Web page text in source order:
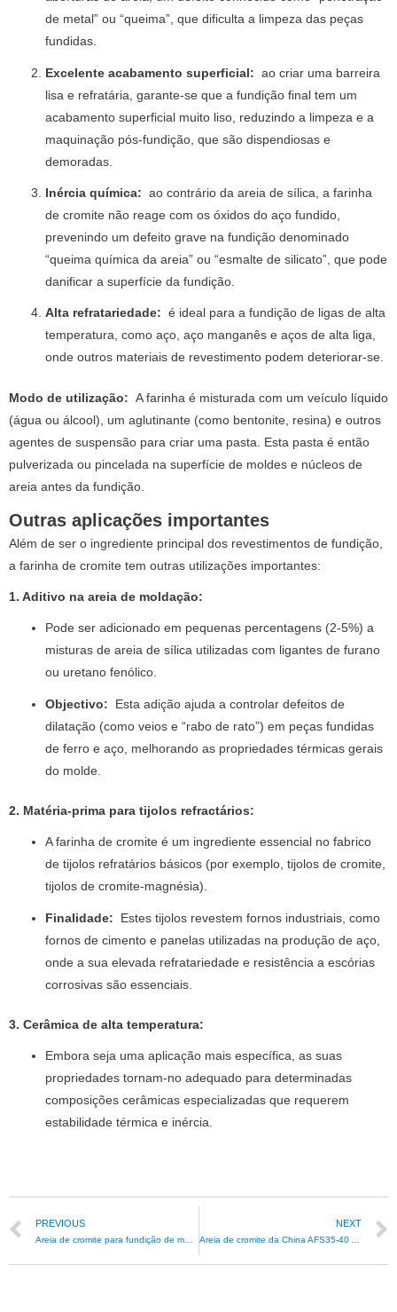
de metal” ou “queima”, que dificulta a limpeza das peças
fundidas.
Excelente acabamento superficial: ao criar uma barreira
lisa e refratária, garante-se que a fundição final tem um
acabamento superficial muito liso, reduzindo a limpeza e a
maquinação pós-fundição, que são dispendiosas e
demoradas.
Inércia química: ao contrário da areia de sílica, a farinha
de cromite não reage com os óxidos do aço fundido,
prevenindo um defeito grave na fundição denominado
“queima química da areia” ou “esmalte de silicato”, que pode
danificar a superfície da fundição.
Alta refratariedade: é ideal para a fundição de ligas de alta
temperatura, como aço, aço manganês e aços de alta liga,
onde outros materiais de revestimento podem deteriorar-se.
Modo de utilização: A farinha é misturada com um veículo líquido
(água ou álcool), um aglutinante (como bentonite, resina) e outros
agentes de suspensão para criar uma pasta. Esta pasta é então
pulverizada ou pincelada na superfície de moldes e núcleos de
areia antes da fundição.
Outras aplicações importantes
Além de ser o ingrediente principal dos revestimentos de fundição,
a farinha de cromite tem outras utilizações importantes:
1. Aditivo na areia de moldação:
Pode ser adicionado em pequenas percentagens (2-5%) a
misturas de areia de sílica utilizadas com ligantes de furano
ou uretano fenólico.
Objectivo: Esta adição ajuda a controlar defeitos de
dilatação (como veios e “rabo de rato”) em peças fundidas
de ferro e aço, melhorando as propriedades térmicas gerais
do molde.
2. Matéria-prima para tijolos refractários:
A farinha de cromite é um ingrediente essencial no fabrico
de tijolos refratários básicos (por exemplo, tijolos de cromite,
tijolos de cromite-magnésia).
Finalidade: Estes tijolos revestem fornos industriais, como
fornos de cimento e panelas utilizadas na produção de aço,
onde a sua elevada refratariedade e resistência a escórias
corrosivas são essenciais.
3. Cerâmica de alta temperatura:
Embora seja uma aplicação mais específica, as suas
propriedades tornam-no adequado para determinadas
composições cerâmicas especializadas que requerem
estabilidade térmica e inércia.
PREVIOUS NEXT